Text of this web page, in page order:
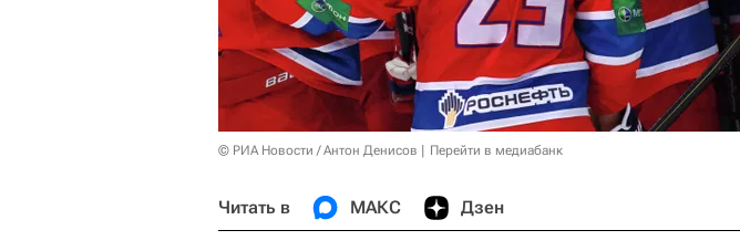
© РИА Новости / Антон Денисов Перейти в медиабанк
Читать в МАКС Дзен